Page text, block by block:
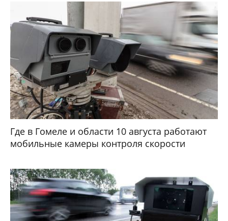
Где в Гомеле и области 10 августа работают
мобильные камеры контроля скорости